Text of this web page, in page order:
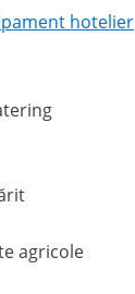
hotelier
agricole